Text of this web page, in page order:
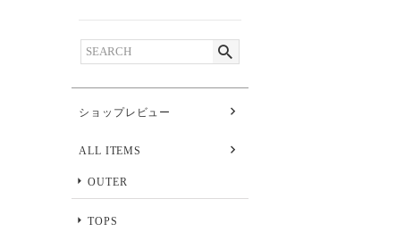
ショップレビュー
ALL ITEMS
OUTER
TOPS